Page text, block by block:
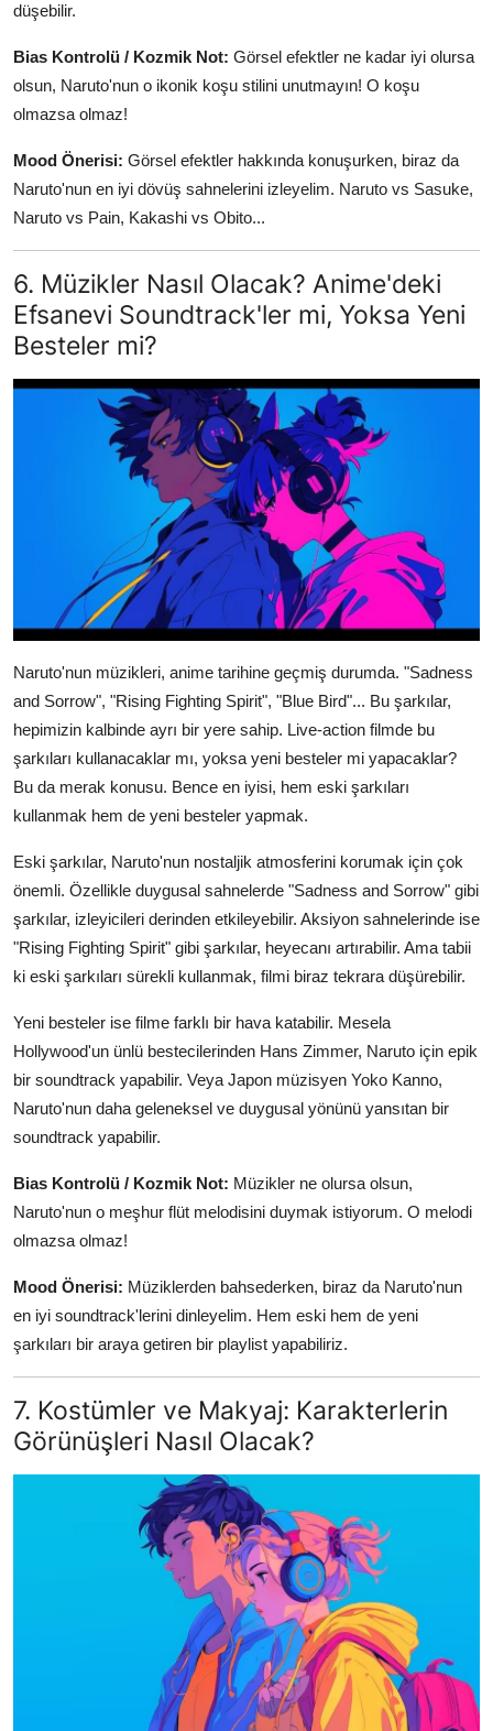
düşebilir.
Bias Kontrolü / Kozmik Not: Görsel efektler ne kadar iyi olursa
olsun, Naruto'nun o ikonik koşu stilini unutmayın! O koşu
olmazsa olmaz!
Mood Önerisi: Görsel efektler hakkında konuşurken, biraz da
Naruto'nun en iyi dövüş sahnelerini izleyelim. Naruto vs Sasuke,
Naruto vs Pain, Kakashi vs Obito...
6. Müzikler Nasıl Olacak? Anime'deki
Efsanevi Soundtrack'ler mi, Yoksa Yeni
Besteler mi?
Naruto'nun müzikleri, anime tarihine geçmiş durumda. "Sadness
and Sorrow", "Rising Fighting Spirit", "Blue Bird"... Bu şarkılar,
hepimizin kalbinde ayrı bir yere sahip. Live-action filmde bu
şarkıları kullanacaklar mı, yoksa yeni besteler mi yapacaklar?
Bu da merak konusu. Bence en iyisi, hem eski şarkıları
kullanmak hem de yeni besteler yapmak.
Eski şarkılar, Naruto'nun nostaljik atmosferini korumak için çok
önemli. Özellikle duygusal sahnelerde "Sadness and Sorrow" gibi
şarkılar, izleyicileri derinden etkileyebilir. Aksiyon sahnelerinde ise
"Rising Fighting Spirit" gibi şarkılar, heyecanı artırabilir. Ama tabii
ki eski şarkıları sürekli kullanmak, filmi biraz tekrara düşürebilir.
Yeni besteler ise filme farklı bir hava katabilir. Mesela
Hollywood'un ünlü bestecilerinden Hans Zimmer, Naruto için epik
bir soundtrack yapabilir. Veya Japon müzisyen Yoko Kanno,
Naruto'nun daha geleneksel ve duygusal yönünü yansıtan bir
soundtrack yapabilir.
Bias Kontrolü / Kozmik Not: Müzikler ne olursa olsun,
Naruto'nun o meşhur flüt melodisini duymak istiyorum. O melodi
olmazsa olmaz!
Mood Önerisi: Müziklerden bahsederken, biraz da Naruto'nun
en iyi soundtrack'lerini dinleyelim. Hem eski hem de yeni
şarkıları bir araya getiren bir playlist yapabiliriz.
7. Kostümler ve Makyaj: Karakterlerin
Görünüşleri Nasıl Olacak?